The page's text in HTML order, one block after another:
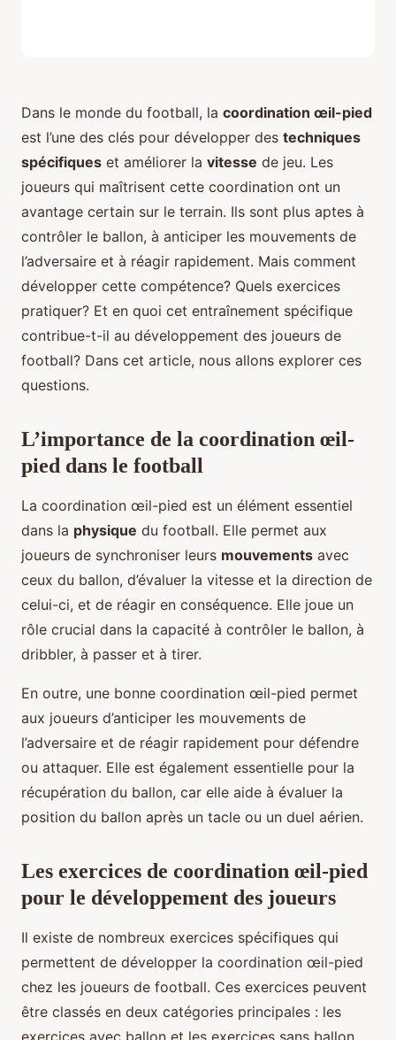
Dans le monde du football, la coordination œil-pied
est l’une des clés pour développer des techniques
spécifiques et améliorer la vitesse de jeu. Les
joueurs qui maîtrisent cette coordination ont un
avantage certain sur le terrain. Ils sont plus aptes à
contrôler le ballon, à anticiper les mouvements de
l’adversaire et à réagir rapidement. Mais comment
développer cette compétence? Quels exercices
pratiquer? Et en quoi cet entraînement spécifique
contribue-t-il au développement des joueurs de
football? Dans cet article, nous allons explorer ces
questions.
L’importance de la coordination œil-
pied dans le football
La coordination œil-pied est un élément essentiel
dans la physique du football. Elle permet aux
joueurs de synchroniser leurs mouvements avec
ceux du ballon, d’évaluer la vitesse et la direction de
celui-ci, et de réagir en conséquence. Elle joue un
rôle crucial dans la capacité à contrôler le ballon, à
dribbler, à passer et à tirer.
En outre, une bonne coordination œil-pied permet
aux joueurs d’anticiper les mouvements de
l’adversaire et de réagir rapidement pour défendre
ou attaquer. Elle est également essentielle pour la
récupération du ballon, car elle aide à évaluer la
position du ballon après un tacle ou un duel aérien.
Les exercices de coordination œil-pied
pour le développement des joueurs
Il existe de nombreux exercices spécifiques qui
permettent de développer la coordination œil-pied
chez les joueurs de football. Ces exercices peuvent
être classés en deux catégories principales : les
exercices avec ballon et les exercices sans ballon.